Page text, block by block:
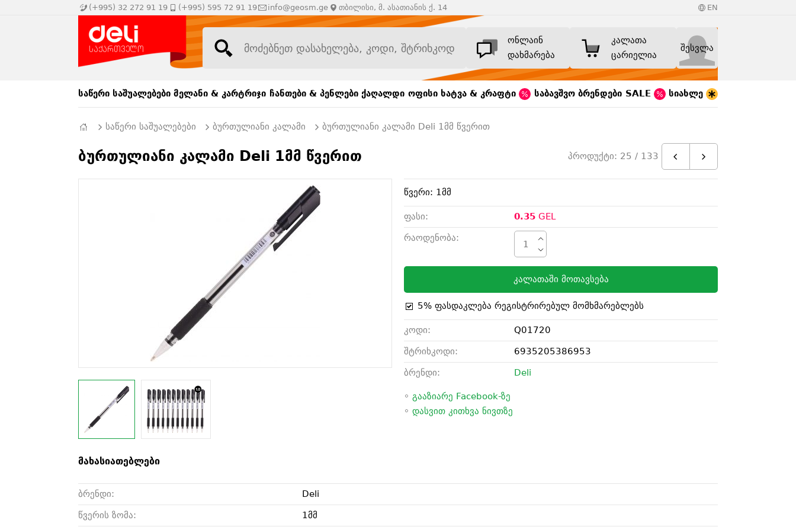
(+995) 32 272 91 19 (+995) 595 72 91 19 info@geosm.ge თბილისი, მ. ასათიანის ქ. 14 EN
ონლაინ
დახმარება
კალათა
ცარიელია
შესვლა
საწერი საშუალებები მელანი & კარტრიჯი ჩანთები & პენლები ქაღალდი ოფისი ხატვა & კრაფტი საბავშვო ბრენდები SALE სიახლე
საწერი საშუალებები ბურთულიანი კალამი ბურთულიანი კალამი Deli 1მმ წვერით
ბურთულიანი კალამი Deli 1მმ წვერით პროდუქტი: 25 / 133
წვერი: 1მმ
ფასი: 0.35GEL
რაოდენობა:
კალათაში მოთავსება
5% ფასდაკლება რეგისტრირებულ მომხმარებლებს
კოდი:
Q01720
შტრიხკოდი:
6935205386953
ბრენდი:
Deli
◦ გააზიარე Facebook-ზე
◦ დასვით კითხვა ნივთზე
მახასიათებლები
ბრენდი:
Deli
წვერის ზომა:
1მმ